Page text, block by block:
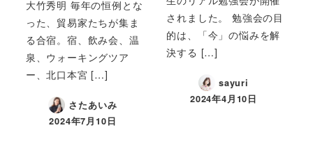
大竹秀明 毎年の恒例とな
った、貿易家たちが集ま
る合宿。宿、飲み会、温
泉、ウォーキングツア
ー、北口本宮 […]
さたあいみ
2024年7月10日
されました。 勉強会の目
的は、「今」の悩みを解
決する […]
sayuri
2024年4月10日